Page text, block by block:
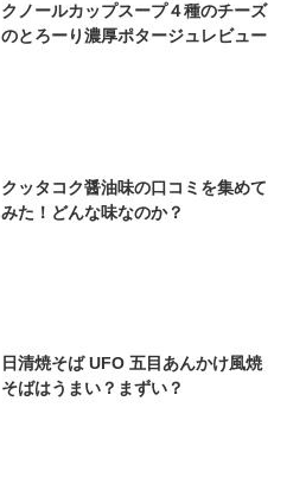
クノールカップスープ４種のチーズ
のとろーり濃厚ポタージュレビュー
クッタコク醤油味の口コミを集めて
みた！どんな味なのか？
日清焼そば UFO 五目あんかけ風焼
そばはうまい？まずい？